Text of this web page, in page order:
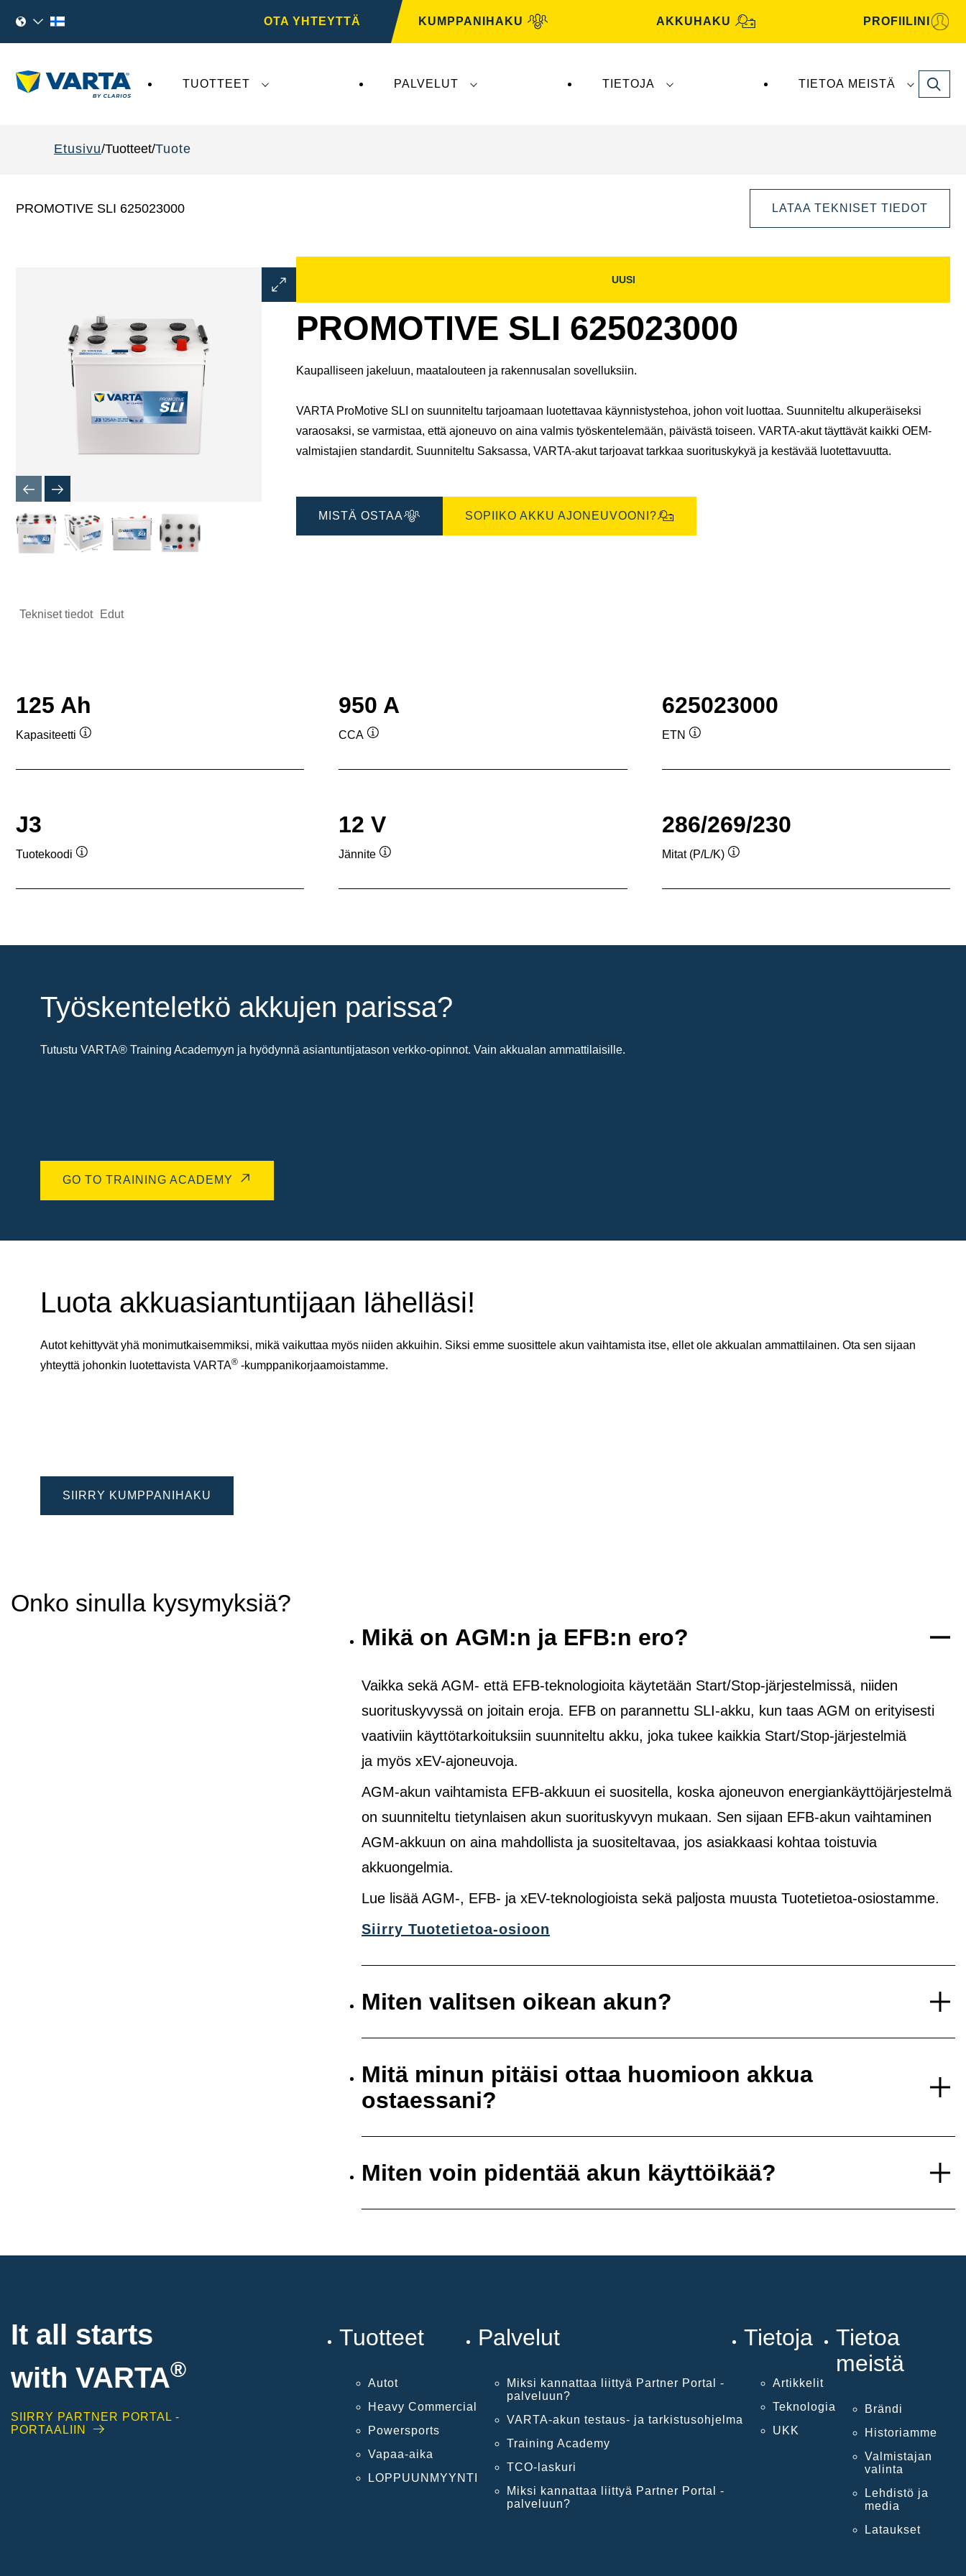
OTA YHTEYTTÄ KUMPPANIHAKU AKKUHAKU PROFIILINI
TUOTTEET PALVELUT TIETOJA TIETOA MEISTÄ Search
Etusivu Tuotteet Tuote
PROMOTIVE SLI 625023000 LATAA TEKNISET TIEDOT
Avaa
kuvaikkuna
UUSI
PROMOTIVE SLI 625023000
Kaupalliseen jakeluun, maatalouteen ja rakennusalan sovelluksiin.
VARTA ProMotive SLI on suunniteltu tarjoamaan luotettavaa käynnistystehoa, johon voit luottaa. Suunniteltu alkuperäiseksi
varaosaksi, se varmistaa, että ajoneuvo on aina valmis työskentelemään, päivästä toiseen. VARTA-akut täyttävät kaikki OEM-
valmistajien standardit. Suunniteltu Saksassa, VARTA-akut tarjoavat tarkkaa suorituskykyä ja kestävää luotettavuutta.
MISTÄ OSTAA SOPIIKO AKKU AJONEUVOONI?
Tekniset tiedot Edut
125 Ah
Kapasiteetti
950 A
CCA
625023000
ETN
J3
Tuotekoodi
12 V
Jännite
286/269/230
Mitat (P/L/K)
Työskenteletkö akkujen parissa?
Tutustu VARTA® Training Academyyn ja hyödynnä asiantuntijatason verkko-opinnot. Vain akkualan ammattilaisille.
GO TO TRAINING ACADEMY
Luota akkuasiantuntijaan lähelläsi!
Autot kehittyvät yhä monimutkaisemmiksi, mikä vaikuttaa myös niiden akkuihin. Siksi emme suosittele akun vaihtamista itse, ellet ole akkualan ammattilainen. Ota sen sijaan
yhteyttä johonkin luotettavista VARTA® -kumppanikorjaamoistamme.
SIIRRY KUMPPANIHAKU
Onko sinulla kysymyksiä?
Mikä on AGM:n ja EFB:n ero?
Vaikka sekä AGM- että EFB-teknologioita käytetään Start/Stop-järjestelmissä, niiden
suorituskyvyssä on joitain eroja. EFB on parannettu SLI-akku, kun taas AGM on erityisesti
vaativiin käyttötarkoituksiin suunniteltu akku, joka tukee kaikkia Start/Stop-järjestelmiä
ja myös xEV-ajoneuvoja.
AGM-akun vaihtamista EFB-akkuun ei suositella, koska ajoneuvon energiankäyttöjärjestelmä
on suunniteltu tietynlaisen akun suorituskyvyn mukaan. Sen sijaan EFB-akun vaihtaminen
AGM-akkuun on aina mahdollista ja suositeltavaa, jos asiakkaasi kohtaa toistuvia
akkuongelmia.
Lue lisää AGM-, EFB- ja xEV-teknologioista sekä paljosta muusta Tuotetietoa-osiostamme.
Siirry Tuotetietoa-osioon
Miten valitsen oikean akun?
Mitä minun pitäisi ottaa huomioon akkua
ostaessani?
Miten voin pidentää akun käyttöikää?
It all starts
with VARTA®
SIIRRY PARTNER PORTAL -
PORTAALIIN
Tuotteet
Autot
Heavy Commercial
Powersports
Vapaa-aika
LOPPUUNMYYNTI
Palvelut
Miksi kannattaa liittyä Partner Portal -
palveluun?
VARTA-akun testaus- ja tarkistusohjelma
Training Academy
TCO-laskuri
Miksi kannattaa liittyä Partner Portal -
palveluun?
Tietoja
Artikkelit
Teknologia
UKK
Tietoa
meistä
Brändi
Historiamme
Valmistajan
valinta
Lehdistö ja
media
Lataukset